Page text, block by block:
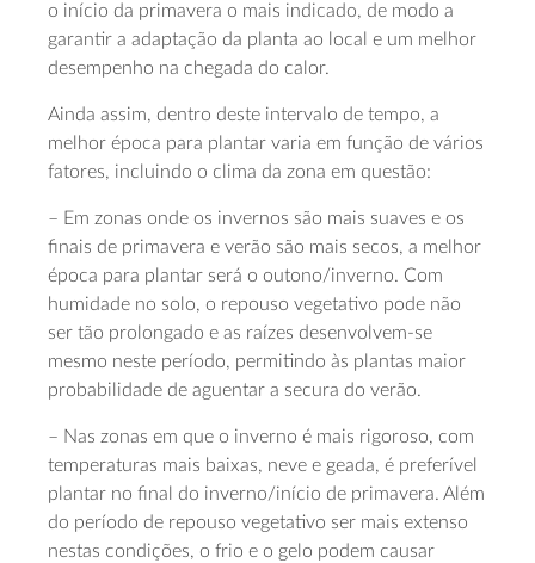
o início da primavera o mais indicado, de modo a
garantir a adaptação da planta ao local e um melhor
desempenho na chegada do calor.
Ainda assim, dentro deste intervalo de tempo, a
melhor época para plantar varia em função de vários
fatores, incluindo o clima da zona em questão:
– Em zonas onde os invernos são mais suaves e os
finais de primavera e verão são mais secos, a melhor
época para plantar será o outono/inverno. Com
humidade no solo, o repouso vegetativo pode não
ser tão prolongado e as raízes desenvolvem-se
mesmo neste período, permitindo às plantas maior
probabilidade de aguentar a secura do verão.
– Nas zonas em que o inverno é mais rigoroso, com
temperaturas mais baixas, neve e geada, é preferível
plantar no final do inverno/início de primavera. Além
do período de repouso vegetativo ser mais extenso
nestas condições, o frio e o gelo podem causar